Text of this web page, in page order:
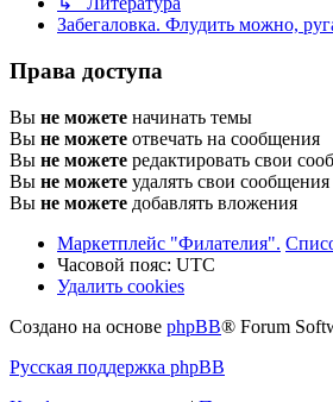
Забегаловка. Флудить можно,
Права доступа
Вы не можете начинать темы
Вы не можете отвечать на сообщения
Вы не можете редактировать свои
Вы не можете удалять свои сообщения
Вы не можете добавлять вложения
Маркетплейс "Филателия".
Часовой пояс: UTC
Удалить cookies
Создано на основе phpBB® Forum
Русская поддержка phpBB